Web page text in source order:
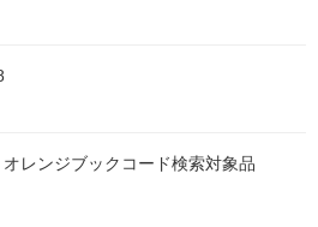
オレンジブックコード検索対象品